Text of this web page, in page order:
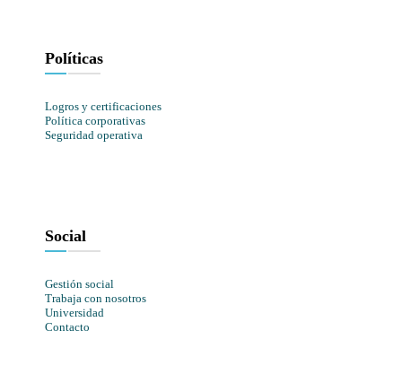
Políticas
Logros y certificaciones
Política corporativas
Seguridad operativa
Social
Gestión social
Trabaja con nosotros
Universidad
Contacto